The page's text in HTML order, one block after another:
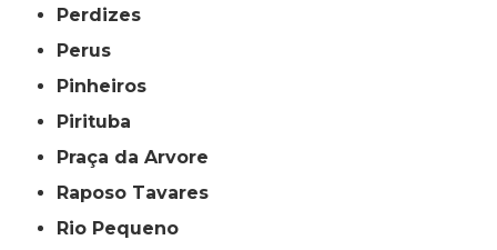
Perdizes
Perus
Pinheiros
Pirituba
Praça da Arvore
Raposo Tavares
Rio Pequeno